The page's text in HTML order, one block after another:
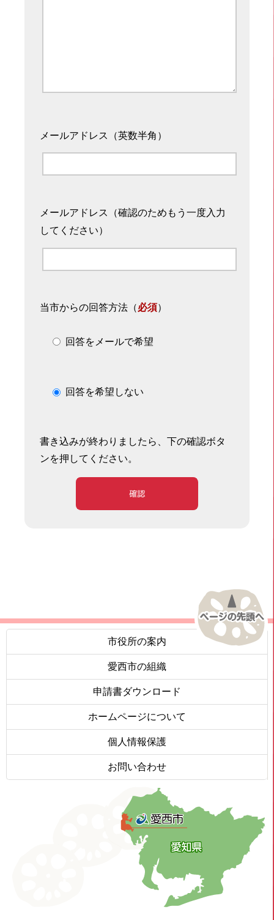
メールアドレス（英数半角）
メールアドレス（確認のためもう一度入力
してください）
当市からの回答方法 （必須）
回答をメールで希望
回答を希望しない
書き込みが終わりましたら、下の確認ボタ
ンを押してください。
確認
市役所の案内
愛西市の組織
申請書ダウンロード
ホームページについて
個人情報保護
お問い合わせ